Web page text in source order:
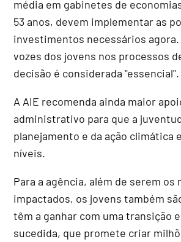
média em gabinetes de
53 anos, devem implementar as
investimentos necessários agora.
vozes dos jovens nos processos
decisão é considerada "essencial".
A AIE recomenda ainda maior
administrativo para que a
planejamento e da ação climática
níveis.
Para a agência, além de serem os
impactados, os jovens também
têm a ganhar com uma transição
sucedida, que promete criar